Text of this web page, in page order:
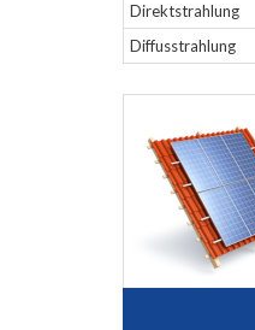
Direktstrahlung
Diffusstrahlung